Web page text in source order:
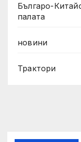
Българо-
палата
новини
Трактори